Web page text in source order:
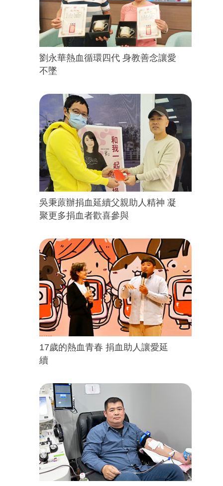
劉永華熱血循環四代 身教善念讓愛
不墜
吳秉蒝辦捐血延續父親助人精神 凝
聚更多捐血者歡喜參與
17歲的熱血青春 捐血助人讓愛延
續